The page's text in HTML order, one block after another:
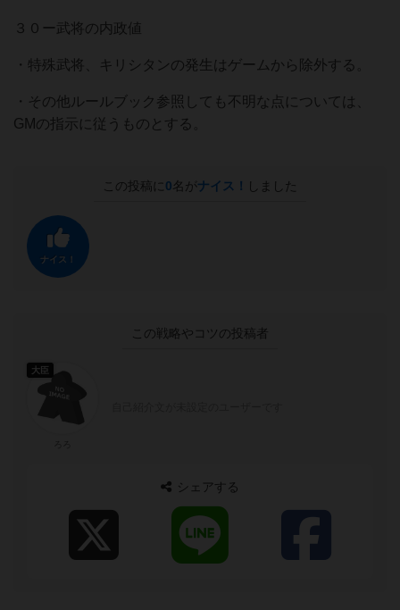
３０ー武将の内政値
・特殊武将、キリシタンの発⽣はゲームから除外する。
・その他ルールブック参照しても不明な点については、
GMの指⽰に従うものとする。
この投稿に 0名がナイス！ しました
ナイス！
この戦略やコツの投稿者
大臣
シェアする